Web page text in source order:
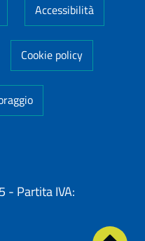
Accessibilità
Cookie policy
- Partita IVA: